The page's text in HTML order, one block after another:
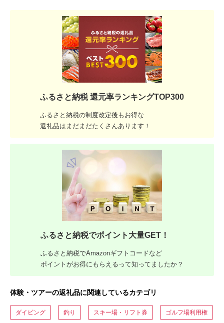
ふるさと納税 還元率ランキングTOP300
ふるさと納税の制度改定後もお得な
返礼品はまだまだたくさんあります！
ふるさと納税でポイント大量GET！
ふるさと納税でAmazonギフトコードなど
ポイントがお得にもらえるって知ってましたか？
体験・ツアーの返礼品に関連しているカテゴリ
ダイビング 釣り スキー場・リフト券 ゴルフ場利用権